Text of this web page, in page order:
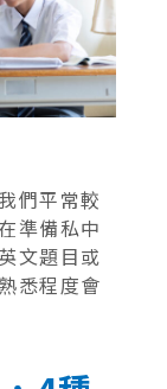
們平常較
準備私中
文題目或
悉程度會